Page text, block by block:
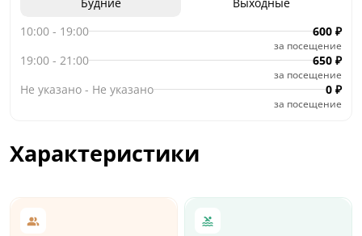
Сеансы: 10.15, 12.00 – льготные
- для отдельных категорий граждан (уточнять по
– 500 руб.
- для детей до 10 лет – 350 руб.
- для детей до 10 лет – 350 руб.
10:00 - 19:00 600 ₽
за посещение
19:00 - 21:00 650 ₽
за посещение
Не указано - Не указано 0 ₽
за посещение
Характеристики